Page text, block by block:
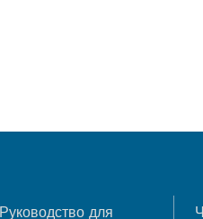
Руководство для